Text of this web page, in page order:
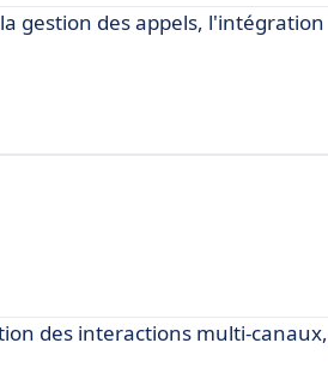
gestion des appels, l'intégration
des interactions multi-canaux,